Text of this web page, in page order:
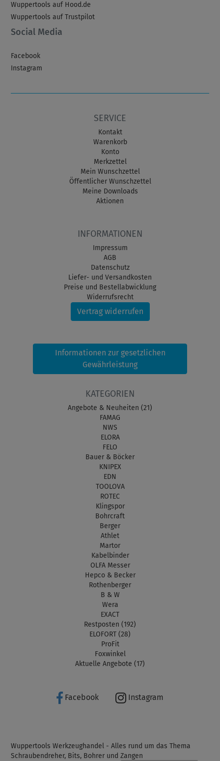
Wuppertools auf Hood.de
Wuppertools auf Trustpilot
Social Media
Facebook
Instagram
SERVICE
Kontakt
Warenkorb
Konto
Merkzettel
Mein Wunschzettel
Öffentlicher Wunschzettel
Meine Downloads
Aktionen
INFORMATIONEN
Impressum
AGB
Datenschutz
Liefer- und Versandkosten
Preise und Bestellabwicklung
Widerrufsrecht
Vertrag widerrufen
Informationen zur gesetzlichen
Gewährleistung
KATEGORIEN
Angebote & Neuheiten (21)
FAMAG
NWS
ELORA
FELO
Bauer & Böcker
KNIPEX
EDN
TOOLOVA
ROTEC
Klingspor
Bohrcraft
Berger
Athlet
Martor
Kabelbinder
OLFA Messer
Hepco & Becker
Rothenberger
B & W
Wera
EXACT
Restposten (192)
ELOFORT (28)
ProFit
Foxwinkel
Aktuelle Angebote (17)
Facebook Instagram
Wuppertools Werkzeughandel - Alles rund um das Thema
Schraubendreher, Bits, Bohrer und Zangen